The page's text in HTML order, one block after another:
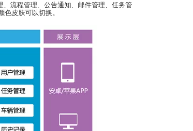
流程管理、公告通知、邮件管理、任务管
皮肤可以切换。